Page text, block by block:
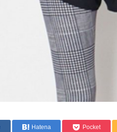
Hatena Pocket